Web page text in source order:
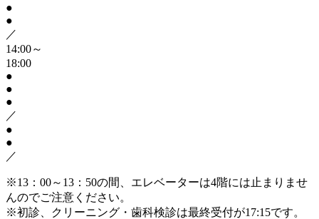
●
●
／
14:00～
18:00
●
●
●
／
●
●
／
※13：00～13：50の間、エレベーターは4階には止まりませ
んのでご注意ください。
※初診、クリーニング・歯科検診は最終受付が17:15です。